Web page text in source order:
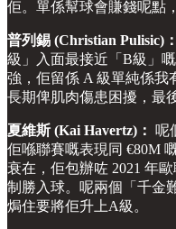
佢。單係幫球會賺錢呢點
普列錫 (Christian Pulisic)：
級」入面最接近「B級」
強，佢留係 A 級單純係我
長期俾肌肉傷患困擾，最
夏維斯 (Kai Havertz)：
呢
佢喺聯賽嘅表現同 €80M
衰在，佢包辦咗 2021 年
制勝入球。呢兩個「千金
焗住要將佢升上A級。